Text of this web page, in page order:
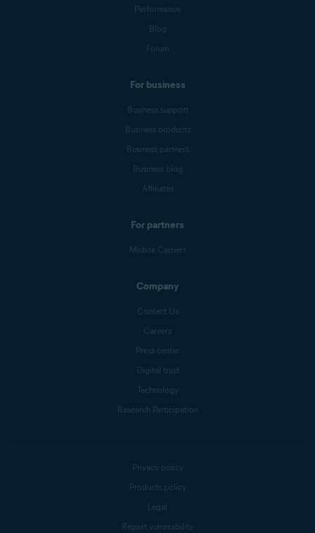
Performance
Blog
Forum
For business
Business support
Business products
Business partners
Business blog
Affiliates
For partners
Mobile Carriers
Company
Contact Us
Careers
Press center
Digital trust
Technology
Research Participation
Privacy policy
Products policy
Legal
Report vulnerability